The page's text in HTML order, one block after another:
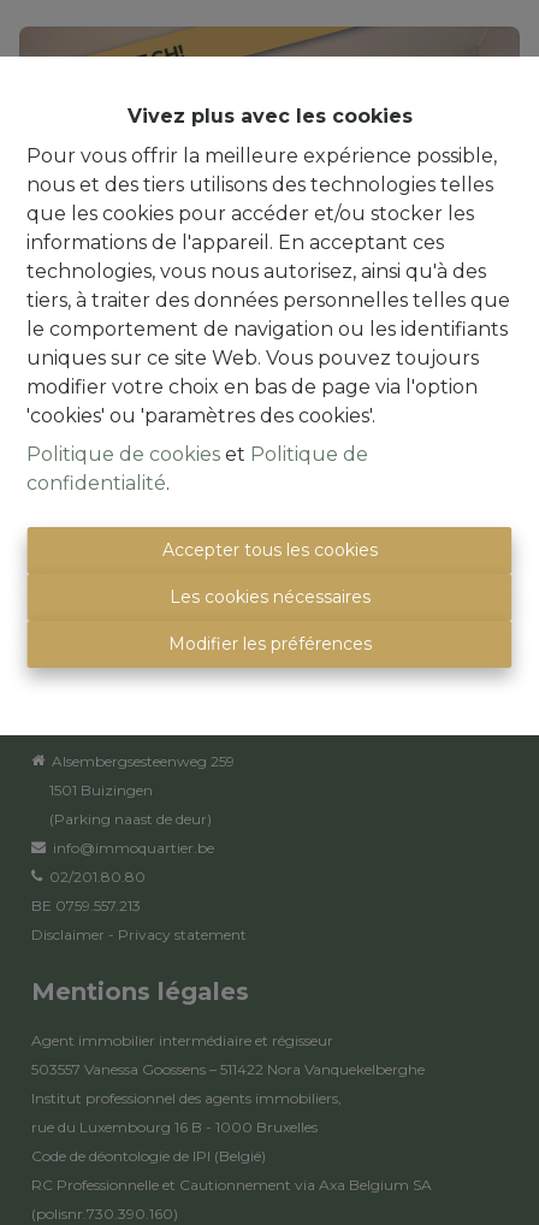
Vivez plus avec les cookies
Pour vous offrir la meilleure expérience possible,
nous et des tiers utilisons des technologies telles
que les cookies pour accéder et/ou stocker les
informations de l'appareil. En acceptant ces
technologies, vous nous autorisez, ainsi qu'à des
tiers, à traiter des données personnelles telles que
le comportement de navigation ou les identifiants
uniques sur ce site Web. Vous pouvez toujours
modifier votre choix en bas de page via l'option
'cookies' ou 'paramètres des cookies'.
Politique de cookies et Politique de
confidentialité.
Accepter tous les cookies
Les cookies nécessaires
Modifier les préférences
IT’S A MATCH!
***IT'S A MATCH!***App (2 ch), panneaux
solaires, terrass, garage pour 2 voitures,
jardin commun, grenier
1640 Sint-Genesius-Rode
Alsembergsesteenweg 259
1501 Buizingen
(Parking naast de deur)
info@immoquartier.be
02/201.80.80
BE 0759.557.213
Disclaimer - Privacy statement
Mentions légales
Agent immobilier intermédiaire et régisseur
503557 Vanessa Goossens – 511422 Nora Vanquekelberghe
Institut professionnel des agents immobiliers,
rue du Luxembourg 16 B - 1000 Bruxelles
Code de déontologie de IPI (België)
RC Professionnelle et Cautionnement via Axa Belgium SA
(polisnr.730.390.160)